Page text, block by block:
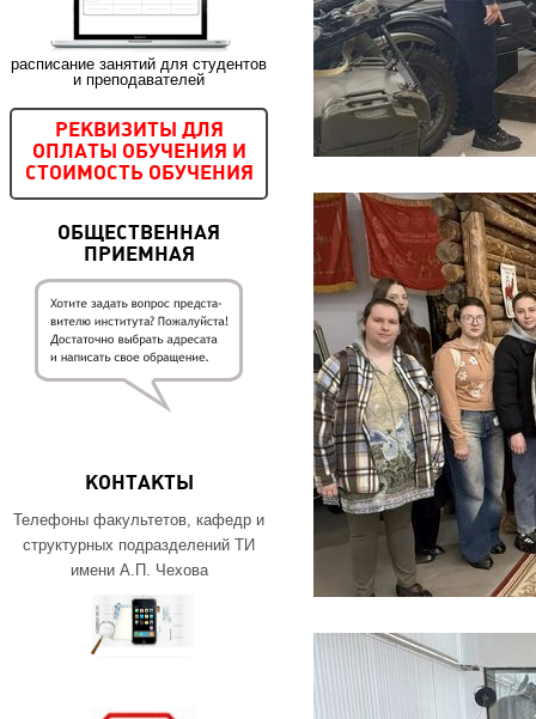
расписание занятий для студентов
и преподавателей
РЕКВИЗИТЫ ДЛЯ
ОПЛАТЫ ОБУЧЕНИЯ И
СТОИМОСТЬ ОБУЧЕНИЯ
ОБЩЕСТВЕННАЯ
ПРИЕМНАЯ
КОНТАКТЫ
Телефоны факультетов, кафедр и
структурных подразделений ТИ
имени А.П. Чехова